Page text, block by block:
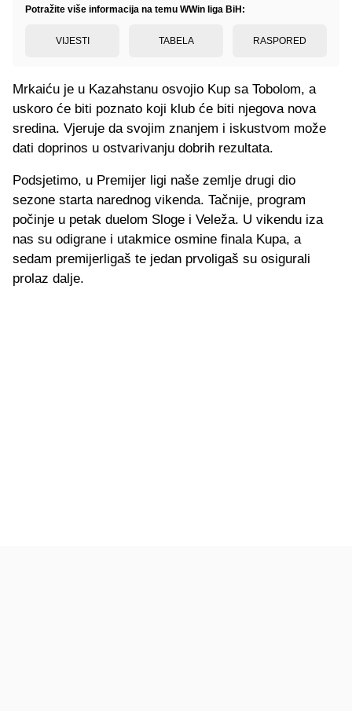
Potražite više informacija na temu WWin liga BiH:
VIJESTI TABELA RASPORED
Mrkaiću je u Kazahstanu osvojio Kup sa Tobolom, a
uskoro će biti poznato koji klub će biti njegova nova
sredina. Vjeruje da svojim znanjem i iskustvom može
dati doprinos u ostvarivanju dobrih rezultata.
Podsjetimo, u Premijer ligi naše zemlje drugi dio
sezone starta narednog vikenda. Tačnije, program
počinje u petak duelom Sloge i Veleža. U vikendu iza
nas su odigrane i utakmice osmine finala Kupa, a
sedam premijerligaš te jedan prvoligaš su osigurali
prolaz dalje.